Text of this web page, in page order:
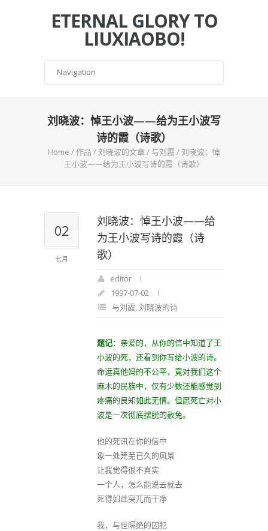
ETERNAL GLORY TO
LIUXIAOBO!
刘晓波：悼王小波——给为王小波写
诗的霞（诗歌）
Home /作品 /刘晓波的文章/ 与刘霞 /刘晓波：悼
王小波——给为王小波写诗的霞（诗歌）
02
七月
刘晓波：悼王小波——给
为王小波写诗的霞（诗
歌）
editor
1997-07-02
与刘霞,刘晓波的诗
题记：亲爱的，从你的信中知道了王
小波的死，还看到你写给小波的诗。
命运真他妈的不公平，竟对我们这个
麻木的民族中，仅有少数还能感觉到
疼痛的良知如此无情。但愿死亡对小
波是一次彻底摆脱的赦免。
他的死讯在你的信中
象一处荒芜已久的风景
让我觉得很不真实
一个人，怎么能说去就去
死得如此突兀而干净
我，与世隔绝的囚犯